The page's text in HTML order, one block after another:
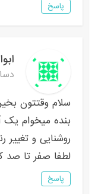
پاسخ
دسامبر 14,
سلام وقتتون
بنده میخوام یک
روشنایی و
لطفا صفر تا صد
پاسخ